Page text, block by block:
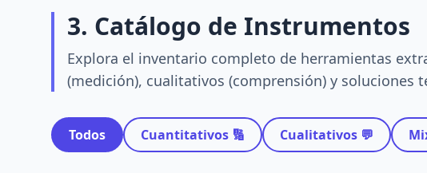
3. Catálogo de Instrumentos
Explora el inventario completo de herramientas
(medición), cualitativos (comprensión) y soluciones
Todos Cuantitativos 🔢 Cualitativos 💬